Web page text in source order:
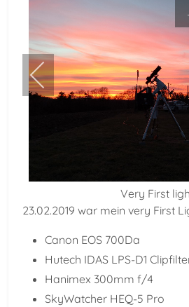
Very First
23.02.2019 war mein very First
Canon EOS 700Da
Hutech IDAS LPS-D1
Hanimex 300mm f/4
SkyWatcher HEQ-5 Pro